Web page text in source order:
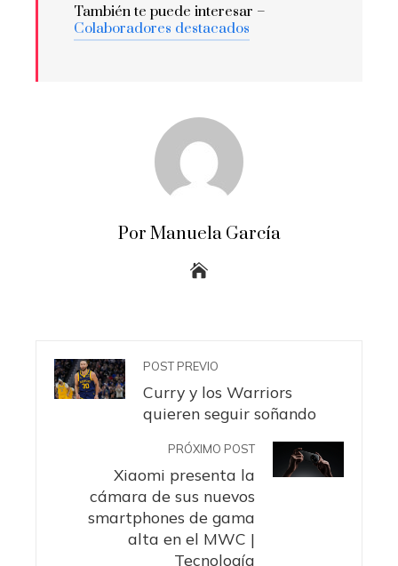
También te puede interesar –
Colaboradores destacados
Por Manuela García
POST PREVIO
Curry y los Warriors
quieren seguir soñando
PRÓXIMO POST
Xiaomi presenta la
cámara de sus nuevos
smartphones de gama
alta en el MWC |
Tecnología